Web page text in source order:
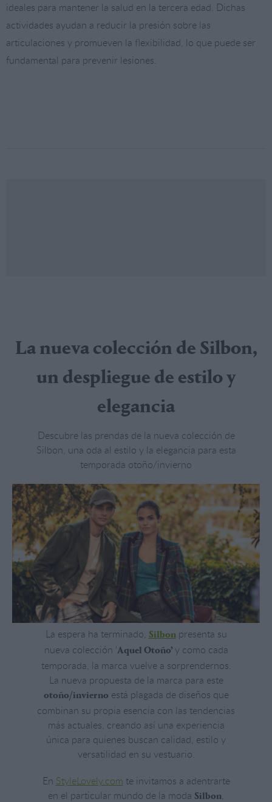
ideales para mantener la salud en la tercera edad. Dichas
actividades ayudan a reducir la presión sobre las
articulaciones y promueven la flexibilidad, lo que puede ser
fundamental para prevenir lesiones.
La nueva colección de Silbon,
un despliegue de estilo y
elegancia
Descubre las prendas de la nueva colección de
Silbon, una oda al estilo y la elegancia para esta
temporada otoño/invierno
La espera ha terminado, Silbonpresenta su
nueva colección ‘Aquel Otoño’ y como cada
temporada, la marca vuelve a sorprendernos.
La nueva propuesta de la marca para este
otoño/invierno está plagada de diseños que
combinan su propia esencia con las tendencias
más actuales, creando así una experiencia
única para quienes buscan calidad, estilo y
versatilidad en su vestuario.
En StyleLovely.com te invitamos a adentrarte
en el particular mundo de la moda Silbon,